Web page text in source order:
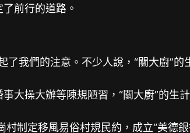
前行的道路。
我們的注意。不少人說，“關大廚”
操大辦等陳規陋習，“關大廚”的生
移風易俗村規民約，成立“美德銀